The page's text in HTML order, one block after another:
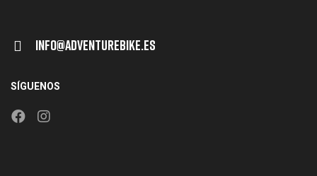
Info@adventurebike.es
SÍGUENOS